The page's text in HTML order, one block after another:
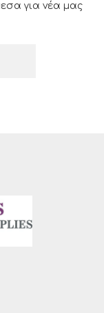
για νέα μας